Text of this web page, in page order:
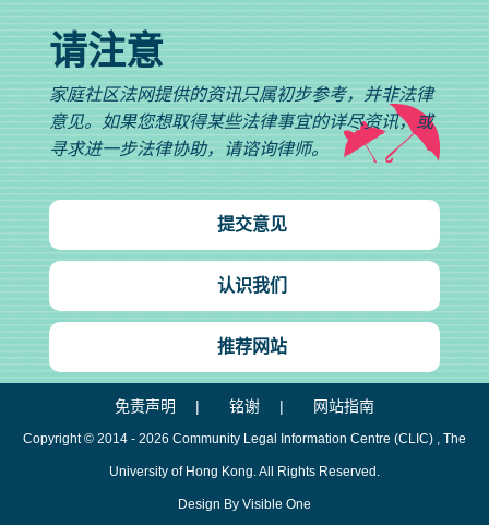
请注意
家庭社区法网提供的资讯只属初步参考，并非法律
意见。如果您想取得某些法律事宜的详尽资讯，或
寻求进一步法律协助，请谘询律师。
提交意见
认识我们
推荐网站
免责声明 铭谢 网站指南
Copyright © 2014 - 2026 Community Legal Information Centre (CLIC) , The
University of Hong Kong. All Rights Reserved.
Design By Visible One